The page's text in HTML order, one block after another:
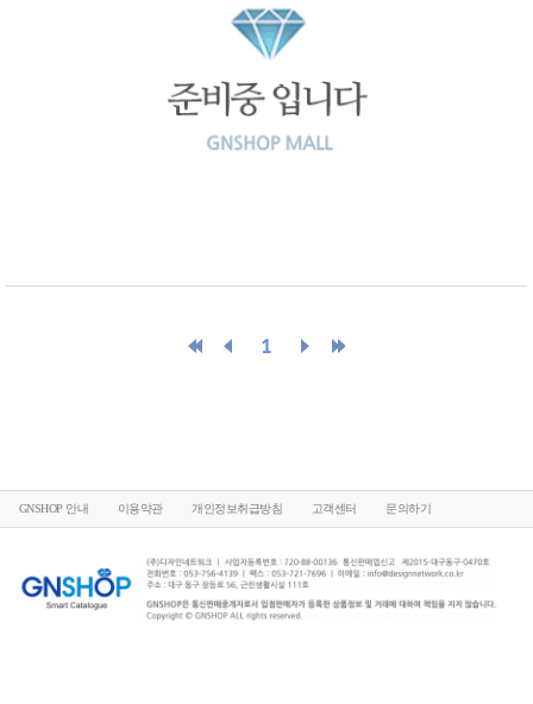
1
GNSHOP 안내 이용약관 개인정보취급방침 고객센터 문의하기